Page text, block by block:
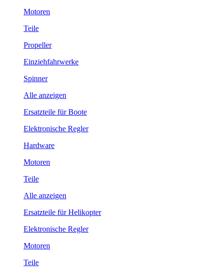
Motoren
Teile
Propeller
Einziehfahrwerke
Spinner
Alle anzeigen
Ersatzteile für Boote
Elektronische Regler
Hardware
Motoren
Teile
Alle anzeigen
Ersatzteile für Helikopter
Elektronische Regler
Motoren
Teile